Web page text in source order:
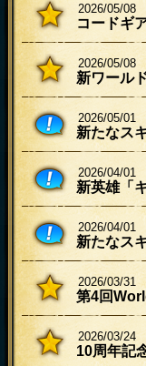
コードギ
2026/05/08
新ワール
2026/05/08
新たなス
2026/05/01
新英雄「
2026/04/01
新たなス
2026/04/01
第4回
2026/03/31
10周年記
2026/03/24